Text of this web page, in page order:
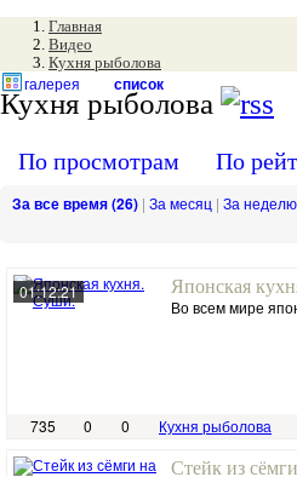
Главная
Видео
Кухня рыболова
галерея список
Кухня рыболова
По просмотрам По
За все время (26) | За месяц | За неделю
01:12:21
Японская
Во всем мире
735 0 0 Кухня рыболова
Стейк из